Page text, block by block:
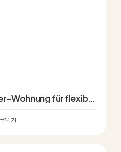
Wohnung für flexible
4 Zi.